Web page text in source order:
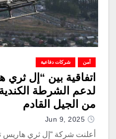
أمن شركات دفاعية
اتفاقية بين “إل
لدعم الشرطة
من الجيل القادم
Jun 9, 2025
أعلنت شركة “إل ثري هاريس